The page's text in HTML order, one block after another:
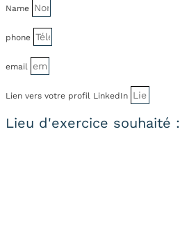
Name
phone
email
Lien vers votre profil LinkedIn
Lieu d'exercice souhaité :